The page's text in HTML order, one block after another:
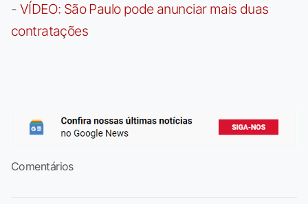
- VÍDEO: São Paulo pode anunciar mais duas
contratações
Comentários